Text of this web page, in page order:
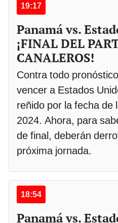
19:17
Panamá vs.
¡FINAL DEL
CANALEROS!
Contra todo
vencer a Estados
reñido por la fecha de
2024. Ahora, para
de final, deberán
próxima jornada.
18:54
Panamá vs.